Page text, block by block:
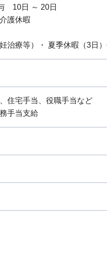
10日 ～ 20日
護休暇
治療等）・ 夏季休暇（3日
住宅手当、役職手当など
手当支給